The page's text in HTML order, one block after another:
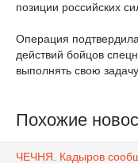
позиции российских
Операция
действий бойцов
выполнять свою
Похожие
ЧЕЧНЯ. Кадыров